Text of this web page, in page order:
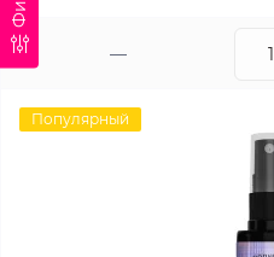
Популярный